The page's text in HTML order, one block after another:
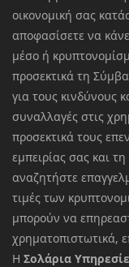
οικονομική σας
αποφασίσετε να
μέσο ή
προσεκτικά τη
για τους κινδύνους
συναλλαγές στις
προσεκτικά τους
εμπειρίας σας και
αναζητήστε
τιμές των
μπορούν να
χρηματοπιστωτικά,
Η Σολάρια